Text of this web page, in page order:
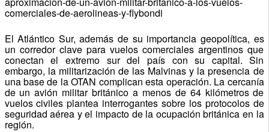
comerciales-de-aerolineas-y-flybondi
El Atlántico Sur, además de su importancia geopolítica, es
un corredor clave para vuelos comerciales argentinos que
conectan el extremo sur del país con su capital. Sin
embargo, la militarización de las Malvinas y la presencia de
una base de la OTAN complican esta operación. La cercanía
de un avión militar británico a menos de 64 kilómetros de
vuelos civiles plantea interrogantes sobre los protocolos de
seguridad aérea y el impacto de la ocupación británica en la
región.